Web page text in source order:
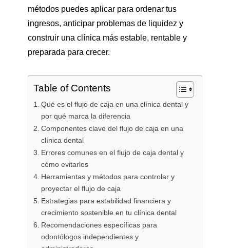
métodos puedes aplicar para ordenar tus
ingresos, anticipar problemas de liquidez y
construir una clínica más estable, rentable y
preparada para crecer.
Table of Contents
Qué es el flujo de caja en una clínica dental y
por qué marca la diferencia
Componentes clave del flujo de caja en una
clínica dental
Errores comunes en el flujo de caja dental y
cómo evitarlos
Herramientas y métodos para controlar y
proyectar el flujo de caja
Estrategias para estabilidad financiera y
crecimiento sostenible en tu clínica dental
Recomendaciones específicas para
odontólogos independientes y